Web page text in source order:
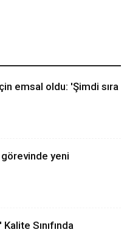
emsal oldu: 'Şimdi sıra
yeni
Sınıfında